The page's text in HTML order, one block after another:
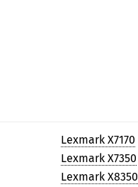
Lexmark X7170
Lexmark X7350
Lexmark X8350